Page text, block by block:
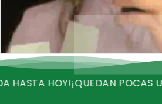
HOY!¡QUEDAN POCAS